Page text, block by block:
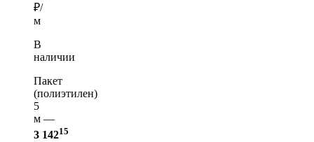
₽/
м
В
наличии
Пакет
(полиэтилен)
5
м —
3 14215